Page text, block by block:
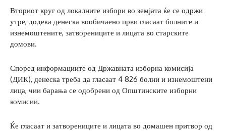
Вториот круг од локалните избори во земјата ќе се одржи
утре, додека денеска вообичаено први гласаат болните и
изнемоштените, затворениците и лицата во старските
домови.
Според информациите од Државната изборна комисија
(ДИК), денеска треба да гласаат 4 826 болни и изнемоштени
лица, чии барања се одобрени од Општинските изборни
комисии.
Ќе гласаат и затворениците и лицата во домашен притвор од